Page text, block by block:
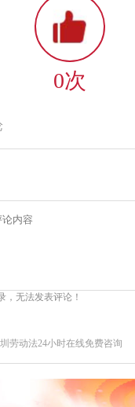
0次
，无法发表评论！
劳动法24小时在线免费咨询